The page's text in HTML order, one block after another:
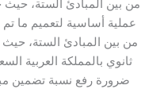
عملية أساسية لتعميم ما تم
ثانوي بالمملكة العربية